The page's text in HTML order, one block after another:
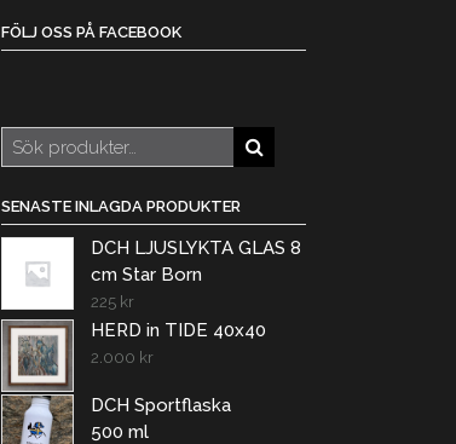
FÖLJ OSS PÅ FACEBOOK
Sök
efter:
SENASTE INLAGDA PRODUKTER
DCH LJUSLYKTA GLAS 8
cm Star Born
225 kr
HERD in TIDE 40x40
2.000 kr
DCH Sportflaska
500 ml